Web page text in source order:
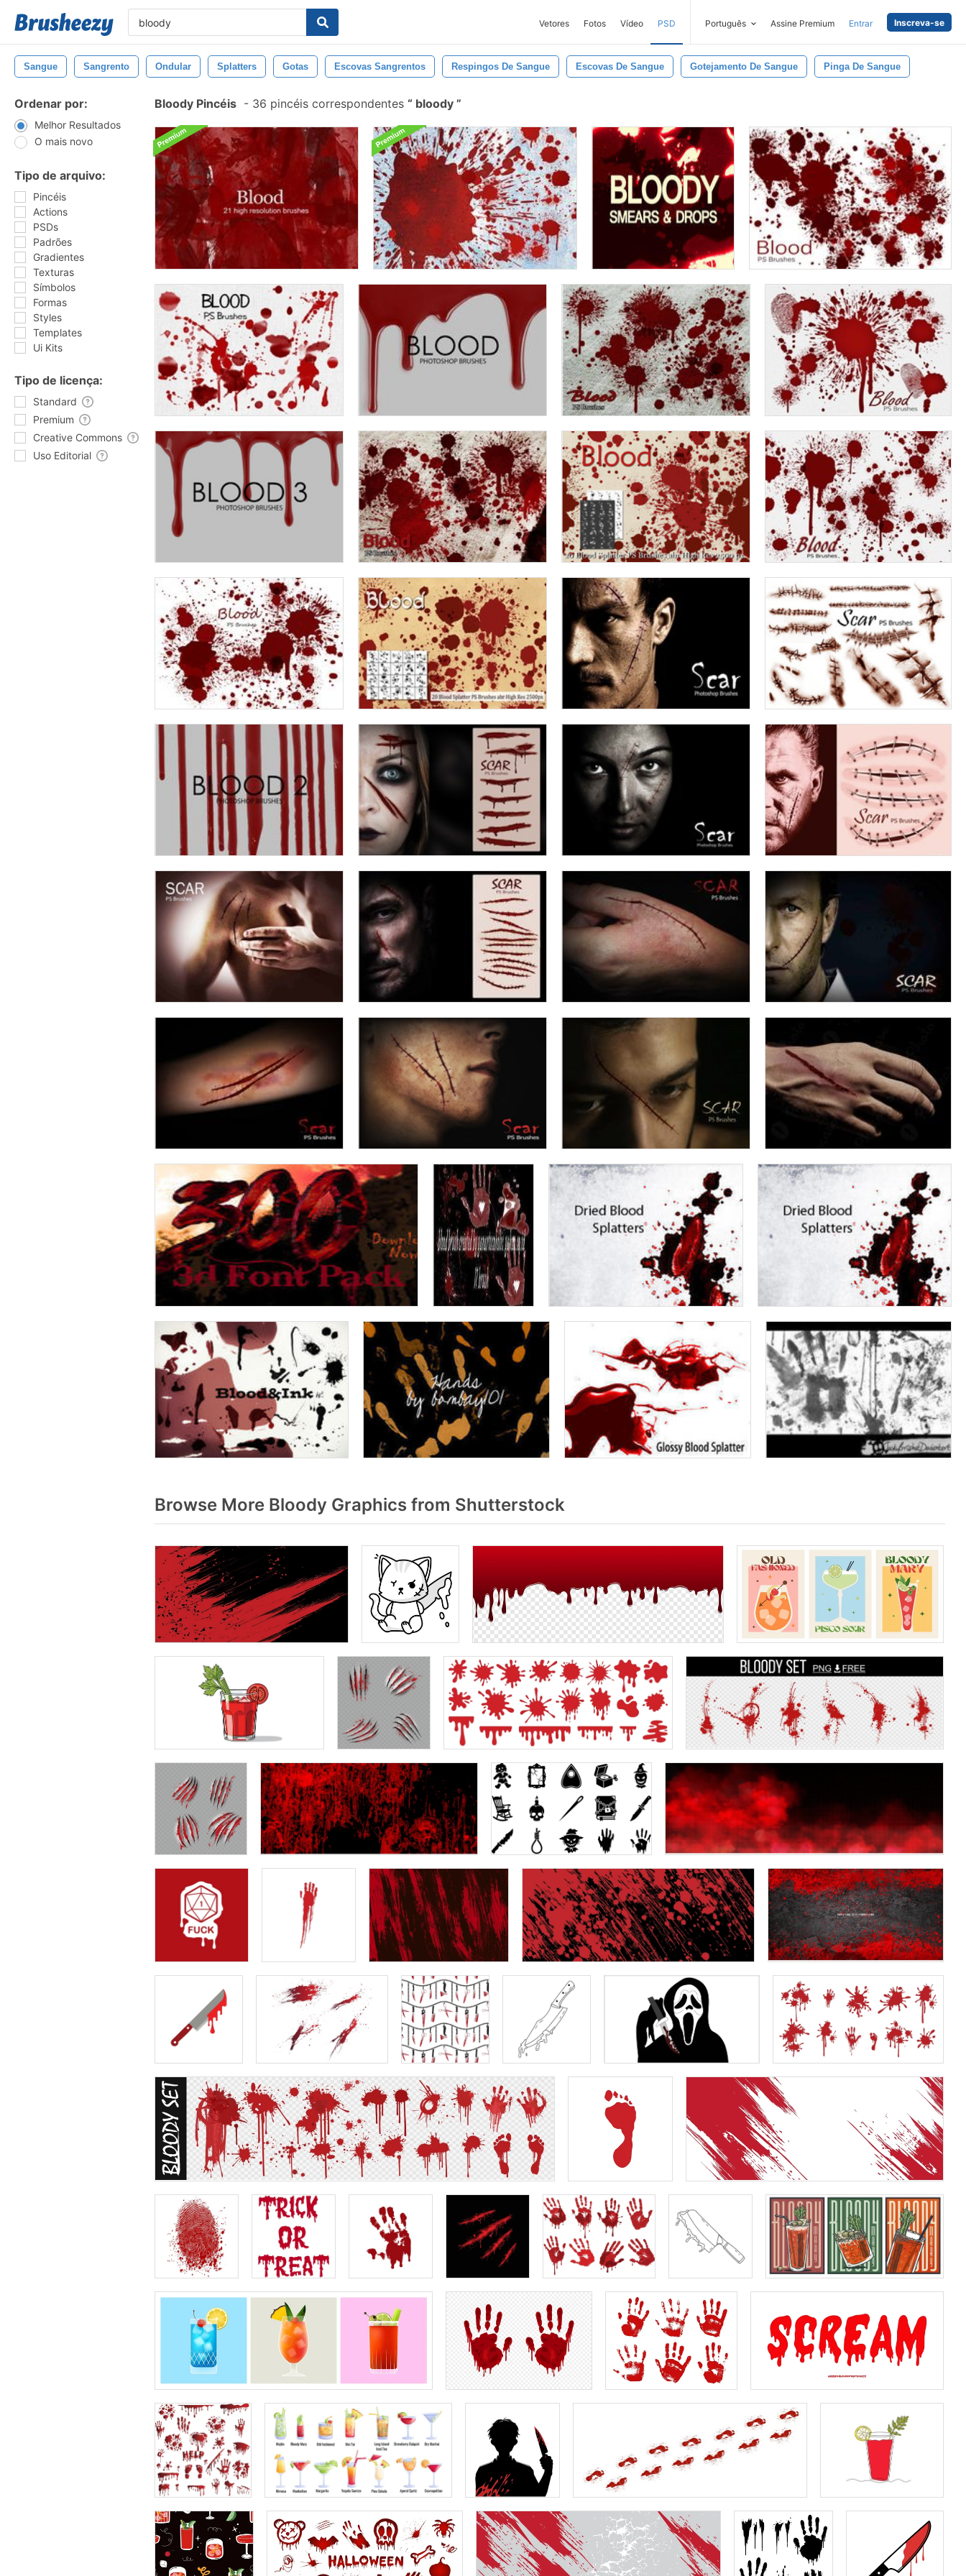
Vetores Fotos Vídeo PSD Português Assine Premium Entrar Inscreva-se
Sangue Sangrento Ondular Splatters Gotas Escovas Sangrentos Respingos De Sangue Escovas De Sangue Gotejamento De Sangue Pinga De Sangue
Ordenar por:
Melhor Resultados
O mais novo
Tipo de arquivo:
Pincéis
Actions
PSDs
Padrões
Gradientes
Texturas
Símbolos
Formas
Styles
Templates
Ui Kits
Tipo de licença:
Standard
Premium
Creative Commons
Uso Editorial
Bloody Pincéis - 36 pincéis correspondentes bloody
Browse More Bloody Graphics from Shutterstock